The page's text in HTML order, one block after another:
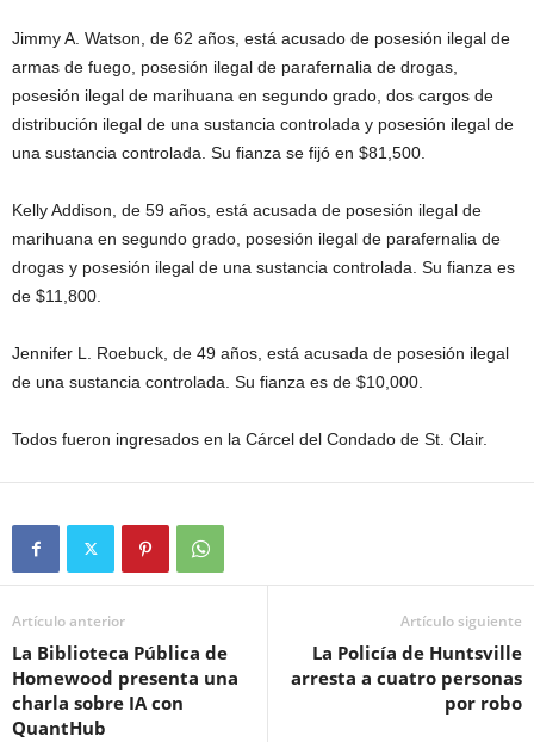
Jimmy A. Watson, de 62 años, está acusado de posesión ilegal de
armas de fuego, posesión ilegal de parafernalia de drogas,
posesión ilegal de marihuana en segundo grado, dos cargos de
distribución ilegal de una sustancia controlada y posesión ilegal de
una sustancia controlada. Su fianza se fijó en $81,500.
Kelly Addison, de 59 años, está acusada de posesión ilegal de
marihuana en segundo grado, posesión ilegal de parafernalia de
drogas y posesión ilegal de una sustancia controlada. Su fianza es
de $11,800.
Jennifer L. Roebuck, de 49 años, está acusada de posesión ilegal
de una sustancia controlada. Su fianza es de $10,000.
Todos fueron ingresados ​​en la Cárcel del Condado de St. Clair.
Artículo anterior
La Biblioteca Pública de
Homewood presenta una
charla sobre IA con
QuantHub
Artículo siguiente
La Policía de Huntsville
arresta a cuatro personas
por robo